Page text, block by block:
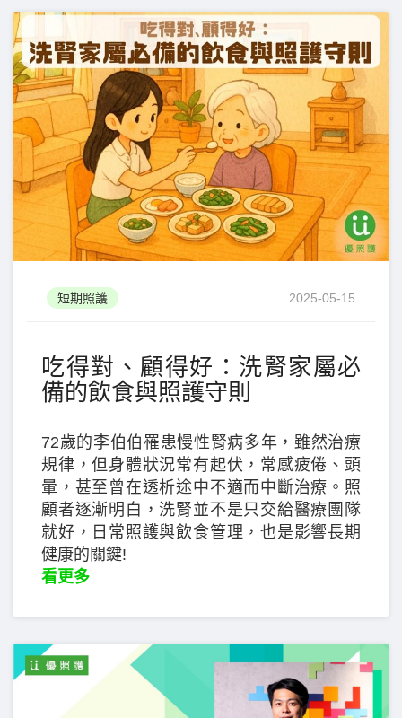
短期照護 2025-05-15
吃得對、顧得好：洗腎家屬必
備的飲食與照護守則
72歲的李伯伯罹患慢性腎病多年，雖然治療
規律，但身體狀況常有起伏，常感疲倦、頭
暈，甚至曾在透析途中不適而中斷治療。照
顧者逐漸明白，洗腎並不是只交給醫療團隊
就好，日常照護與飲食管理，也是影響長期
健康的關鍵!
看更多